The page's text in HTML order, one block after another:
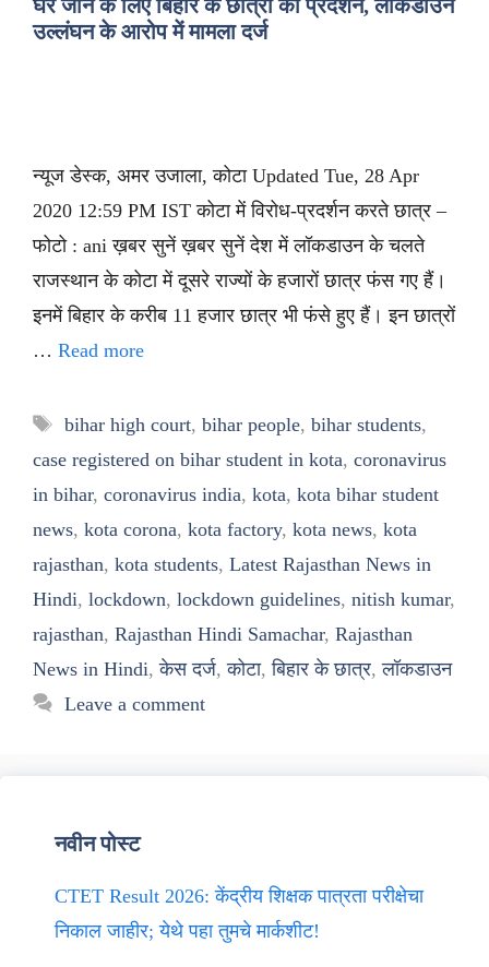
घर जाने के लिए बिहार के छात्रों का प्रदर्शन, लॉकडाउन
उल्लंघन के आरोप में मामला दर्ज
न्यूज डेस्क, अमर उजाला, कोटा Updated Tue, 28 Apr
2020 12:59 PM IST कोटा में विरोध-प्रदर्शन करते छात्र –
फोटो : ani ख़बर सुनें ख़बर सुनें देश में लॉकडाउन के चलते
राजस्थान के कोटा में दूसरे राज्यों के हजारों छात्र फंस गए हैं।
इनमें बिहार के करीब 11 हजार छात्र भी फंसे हुए हैं। इन छात्रों
… Read more
Tags
bihar high court, bihar people, bihar students,
case registered on bihar student in kota, coronavirus
in bihar, coronavirus india, kota, kota bihar student
news, kota corona, kota factory, kota news, kota
rajasthan, kota students, Latest Rajasthan News in
Hindi, lockdown, lockdown guidelines, nitish kumar,
rajasthan, Rajasthan Hindi Samachar, Rajasthan
News in Hindi,केस दर्ज,कोटा,बिहार के छात्र,लॉकडाउन
Leave a comment
नवीन पोस्ट
CTET Result 2026: केंद्रीय शिक्षक पात्रता परीक्षेचा
निकाल जाहीर; येथे पहा तुमचे मार्कशीट!